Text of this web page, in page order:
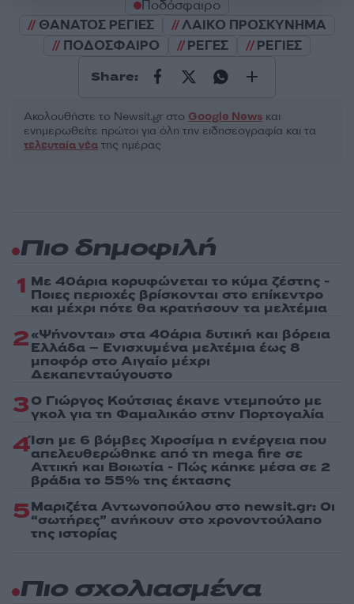
Ποδόσφαιρο
ΘΑΝΑΤΟΣ ΡΕΓΙΕΣ
ΛΑΙΚΟ ΠΡΟΣΚΥΝΗΜΑ
ΠΟΔΟΣΦΑΙΡΟ
ΡΕΓΕΣ ΡΕΓΙΕΣ
Share:
Ακολουθήστε το Νewsit.gr στο Google News και
ενημερωθείτε πρώτοι για όλη την ειδησεογραφία και τα
τελευταία νέα της ημέρας
Πιο δημοφιλή
1 Με 40άρια κορυφώνεται το κύμα ζέστης -
Ποιες περιοχές βρίσκονται στο επίκεντρο
και μέχρι πότε θα κρατήσουν τα μελτέμια
2«Ψήνονται» στα 40άρια δυτική και βόρεια
Ελλάδα – Ενισχυμένα μελτέμια έως 8
μποφόρ στο Αιγαίο μέχρι
Δεκαπενταύγουστο
3Ο Γιώργος Κούτσιας έκανε ντεμπούτο με
γκολ για τη Φαμαλικάο στην Πορτογαλία
4Ίση με 6 βόμβες Χιροσίμα η ενέργεια που
απελευθερώθηκε από τη mega fire σε
Αττική και Βοιωτία - Πώς κάηκε μέσα σε 2
βράδια το 55% της έκτασης
5Μαριζέτα Αντωνοπούλου στο newsit.gr: Οι
“σωτήρες” ανήκουν στο χρονοντούλαπο
της ιστορίας
Πιο σχολιασμένα